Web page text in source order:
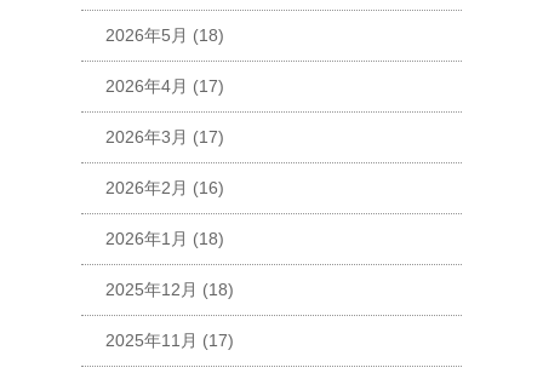
2026年5月 (18)
2026年4月 (17)
2026年3月 (17)
2026年2月 (16)
2026年1月 (18)
2025年12月 (18)
2025年11月 (17)